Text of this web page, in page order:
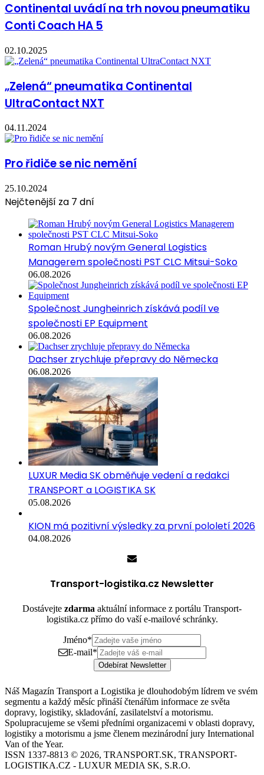
Continental uvádí na trh novou pneumatiku
Conti Coach HA 5
02.10.2025
„Zelená“ pneumatika Continental
UltraContact NXT
04.11.2024
Pro řidiče se nic nemění
25.10.2024
Nejčtenější za 7 dní
Roman Hrubý novým General Logistics
Managerem společnosti PST CLC Mitsui-Soko
06.08.2026
Společnost Jungheinrich získává podíl ve
společnosti EP Equipment
06.08.2026
Dachser zrychluje přepravy do Německa
06.08.2026
LUXUR Media SK obměňuje vedení a redakci
TRANSPORT a LOGISTIKA SK
05.08.2026
KION má pozitivní výsledky za první pololetí 2026
04.08.2026
Transport-logistika.cz Newsletter
Dostávejte zdarma aktuální informace z portálu Transport-
logistika.cz přímo do vaší e-mailové schránky.
Jméno*
E-mail*
Odebírat Newsletter
Náš Magazín Transport a Logistika je dlouhodobým lídrem ve svém
segmentu a každý měsíc přináší čtenářům informace ze světa
dopravy, logistiky, skladování, zasilatelství a motorismu.
Spolupracujeme se všemi předními organizacemi v oblasti dopravy,
logistiky a motorismu a jsme členem mezinárodní jury International
Van of the Year.
ISSN 1337-8813 © 2026, TRANSPORT.SK, TRANSPORT-
LOGISTIKA.CZ - LUXUR MEDIA SK, S.R.O.